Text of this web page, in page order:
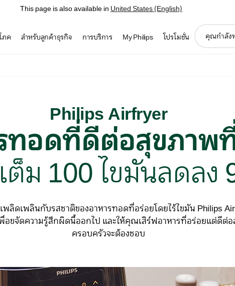
This page is also available inUnited States (English)
ภค สำหรับลูกค้าธุรกิจ การบริการ My Philips โปรโมชั่น
search
Philips Airfryer
ทอดที่ดีต่อสุขภาพ
ต็ม 100 ไขมันลดลง
พลิดเพลินกับรสชาติของอาหารทอดที่อร่อยโดยไร้ไขมัน Philips
ขจัดความรู้สึกผิดนี้ออกไป และให้คุณเสิร์ฟอาหารที่อร่อยแต่ดีต่
ครอบครัวจะต้องชอบ